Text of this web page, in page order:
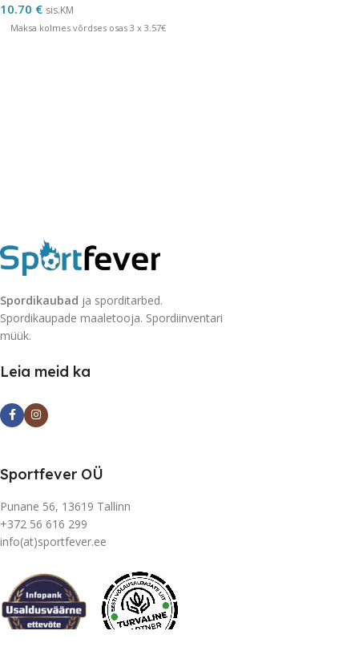
10.70 € sis.KM
Maksa kolmes võrdses osas 3 x 3.57€
Spordikaubad ja sporditarbed.
Spordikaupade maaletooja. Spordiinventari
müük.
Leia meid ka
Sportfever OÜ
Punane 56, 13619 Tallinn
+372 56 616 299
info(at)sportfever.ee